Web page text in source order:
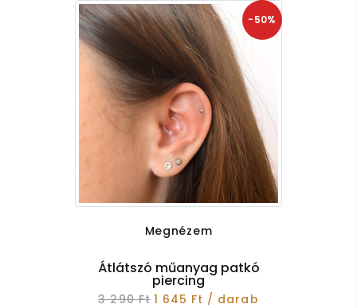
-50%
Megnézem
Átlátszó műanyag patkó
piercing
3 290 Ft 1 645 Ft / darab